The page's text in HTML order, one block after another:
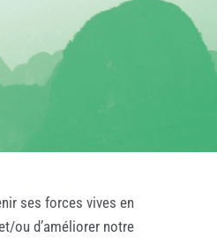
ses forces vives en
ou d’améliorer notre